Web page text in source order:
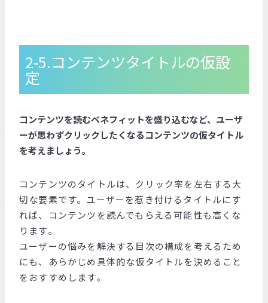
2-5.コンテンツタイトルの仮設
定
コンテンツを読むベネフィットを盛り込むなど、ユーザ
ーが思わずクリックしたくなるコンテンツの仮タイトル
を考えましょう。
コンテンツのタイトルは、クリック率を左右する大
切な要素です。ユーザーを惹き付けるタイトルにす
れば、コンテンツを読んでもらえる可能性も高くな
ります。
ユーザーの悩みを解決する目次の構成を考えるため
にも、あらかじめ具体的な仮タイトルを決めること
をおすすめします。